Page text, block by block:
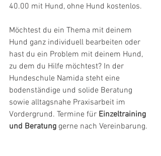
40.00 mit Hund, ohne Hund kostenlos.
Möchtest du ein Thema mit deinem
Hund ganz individuell bearbeiten oder
hast du ein Problem mit deinem Hund,
zu dem du Hilfe möchtest? In der
Hundeschule Namida steht eine
bodenständige und solide Beratung
sowie alltagsnahe Praxisarbeit im
Vordergrund. Termine für Einzeltraining
und Beratung gerne nach Vereinbarung.